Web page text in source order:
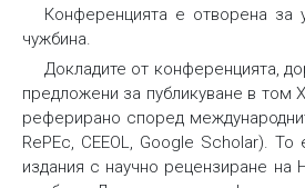
Конференцията е отворена за
чужбина.
Докладите от конференцията,
предложени за публикуване в том
реферирано според
RePEc, CEEOL, Google Scholar).
издания с научно рецензиране на